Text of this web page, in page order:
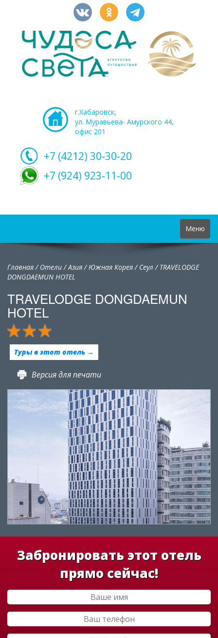
г.Хабаровск,
ул. Муравьева- Амурского 44,
офис 201
+7 (4212) 30-30-20
+7 (924) 923-11-00
Toggle
navigation
Меню
Главная/ Отели/Азия/Южная Корея/ Сеул / TRAVELODGE
DONGDAEMUN HOTEL
TRAVELODGE DONGDAEMUN
HOTEL
Туры в этот отель →
Версия для печати
Забронировать этот отель
прямо сейчас!